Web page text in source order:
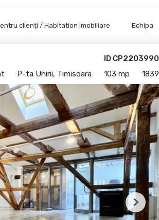
clienți / Habitation Imobiliare Echipa
ID CP2203990
P-ta Unirii, Timisoara 103 mp 1839
Next